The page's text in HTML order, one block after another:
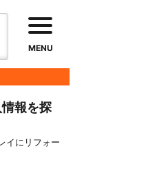
MENU
報を探
イにリフォー